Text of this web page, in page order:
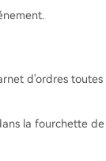
d'ordres
la fourchette